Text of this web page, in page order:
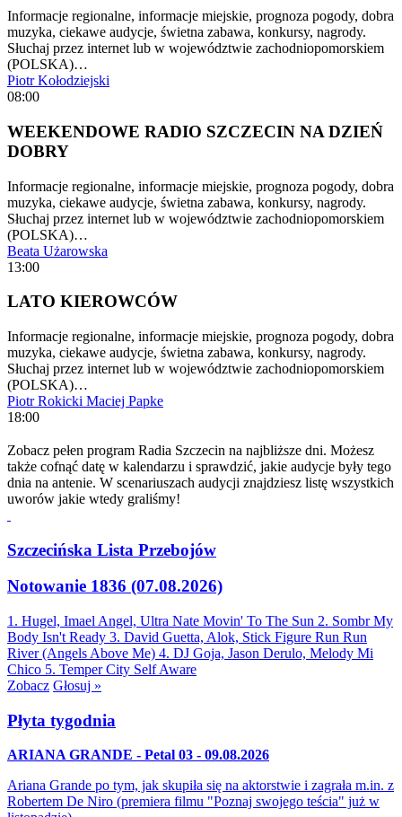
Informacje regionalne, informacje miejskie, prognoza pogody, dobra
muzyka, ciekawe audycje, świetna zabawa, konkursy, nagrody.
Słuchaj przez internet lub w województwie zachodniopomorskiem
(POLSKA)…
Piotr Kołodziejski
08:00
WEEKENDOWE RADIO SZCZECIN NA DZIEŃ
DOBRY
Informacje regionalne, informacje miejskie, prognoza pogody, dobra
muzyka, ciekawe audycje, świetna zabawa, konkursy, nagrody.
Słuchaj przez internet lub w województwie zachodniopomorskiem
(POLSKA)…
Beata Użarowska
13:00
LATO KIEROWCÓW
Informacje regionalne, informacje miejskie, prognoza pogody, dobra
muzyka, ciekawe audycje, świetna zabawa, konkursy, nagrody.
Słuchaj przez internet lub w województwie zachodniopomorskiem
(POLSKA)…
Piotr Rokicki Maciej Papke
18:00
Zobacz pełen program Radia Szczecin na najbliższe dni. Możesz
także cofnąć datę w kalendarzu i sprawdzić, jakie audycje były tego
dnia na antenie. W scenariuszach audycji znajdziesz listę wszystkich
uworów jakie wtedy graliśmy!
Szczecińska Lista Przebojów
Notowanie 1836 (07.08.2026)
1. Hugel, Imael Angel, Ultra Nate Movin' To The Sun 2. Sombr My
Body Isn't Ready 3. David Guetta, Alok, Stick Figure Run Run
River (Angels Above Me) 4. DJ Goja, Jason Derulo, Melody Mi
Chico 5. Temper City Self Aware
Zobacz Głosuj »
Płyta tygodnia
ARIANA GRANDE - Petal 03 - 09.08.2026
Ariana Grande po tym, jak skupiła się na aktorstwie i zagrała m.in. z
Robertem De Niro (premiera filmu "Poznaj swojego teścia" już w